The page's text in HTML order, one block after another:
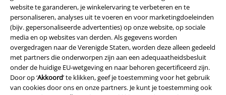
website te garanderen, je winkelervaring te verbeteren en te
personaliseren, analyses uit te voeren en voor marketingdoeleinden
(bijv. gepersonaliseerde advertenties) op onze website, op sociale
media en op websites van derden. Als gegevens worden
overgedragen naar de Verenigde Staten, worden deze alleen gedeeld
met partners die onderworpen zijn aan een adequaatheidsbesluit
onder de huidige EU-wetgeving en naar behoren gecertificeerd zijn.
Door op ‘Akkoord’ te klikken, geef je toestemming voor het gebruik
van cookies door ons en onze partners. Je kunt je toestemming ook